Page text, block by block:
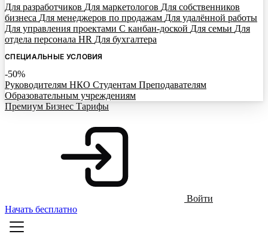
Для разработчиков Для маркетологов Для собственников
бизнеса Для менеджеров по продажам Для удалённой работы
Для управления проектами С канбан-доской Для семьи Для
отдела персонала HR Для бухгалтера
СПЕЦИАЛЬНЫЕ УСЛОВИЯ
-50%
Руководителям НКО Студентам Преподавателям
Образовательным учреждениям
Премиум Бизнес Тарифы
Войти
Начать бесплатно